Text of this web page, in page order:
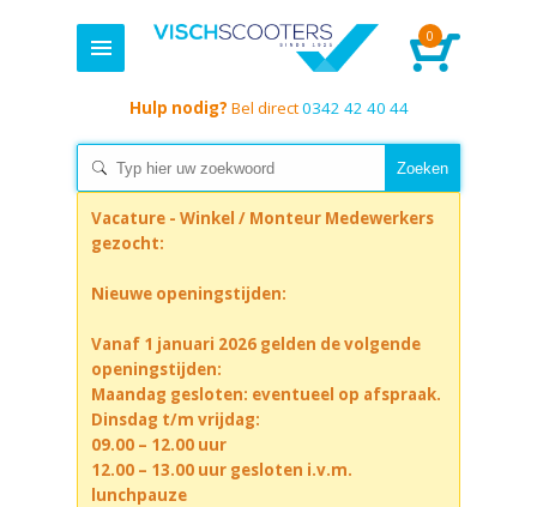
0
Hulp nodig? Bel direct0342 42 40 44
Vacature - Winkel / Monteur Medewerkers
gezocht:
Nieuwe openingstijden:
Vanaf 1 januari 2026 gelden de volgende
openingstijden:
Maandag gesloten: eventueel op afspraak.
Dinsdag t/m vrijdag:
09.00 – 12.00 uur
12.00 – 13.00 uur gesloten i.v.m.
lunchpauze